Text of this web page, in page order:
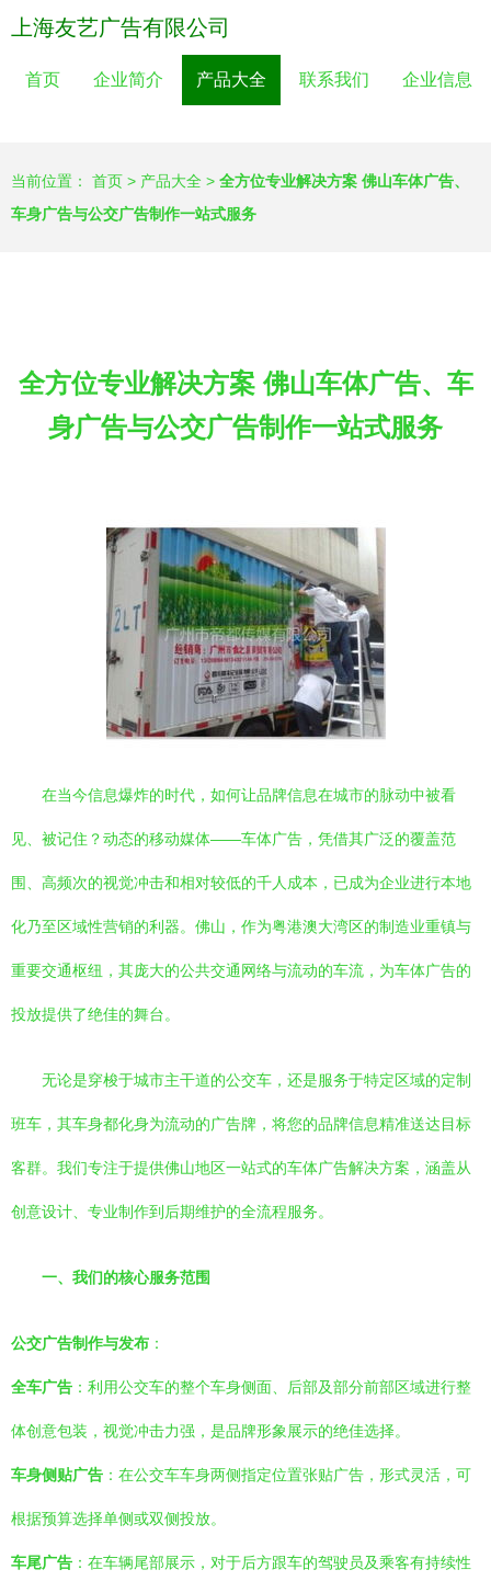
上海友艺广告有限公司
首页 企业简介 产品大全 联系我们 企业信息
当前位置： 首页 > 产品大全 > 全方位专业解决方案 佛山车体广告、
车身广告与公交广告制作一站式服务
全方位专业解决方案 佛山车体广告、车
身广告与公交广告制作一站式服务
在当今信息爆炸的时代，如何让品牌信息在城市的脉动中被看
见、被记住？动态的移动媒体——车体广告，凭借其广泛的覆盖范
围、高频次的视觉冲击和相对较低的千人成本，已成为企业进行本地
化乃至区域性营销的利器。佛山，作为粤港澳大湾区的制造业重镇与
重要交通枢纽，其庞大的公共交通网络与流动的车流，为车体广告的
投放提供了绝佳的舞台。
无论是穿梭于城市主干道的公交车，还是服务于特定区域的定制
班车，其车身都化身为流动的广告牌，将您的品牌信息精准送达目标
客群。我们专注于提供佛山地区一站式的车体广告解决方案，涵盖从
创意设计、专业制作到后期维护的全流程服务。
一、我们的核心服务范围
公交广告制作与发布 ：
全车广告 ：利用公交车的整个车身侧面、后部及部分前部区域进行整
体创意包装，视觉冲击力强，是品牌形象展示的绝佳选择。
车身侧贴广告 ：在公交车车身两侧指定位置张贴广告，形式灵活，可
根据预算选择单侧或双侧投放。
车尾广告 ：在车辆尾部展示，对于后方跟车的驾驶员及乘客有持续性